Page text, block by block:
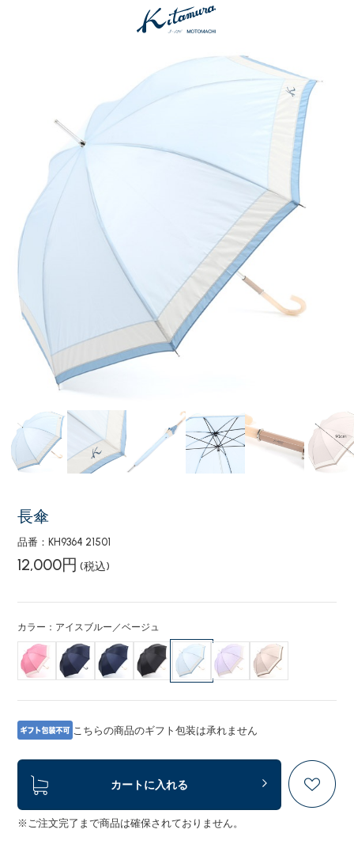
長傘
品番：KH9364 21501
12,000円 (税込)
カラー：アイスブルー／ベージュ
こちらの商品のギフト包装は承れません
カートに入れる
※ご注文完了まで商品は確保されておりません。